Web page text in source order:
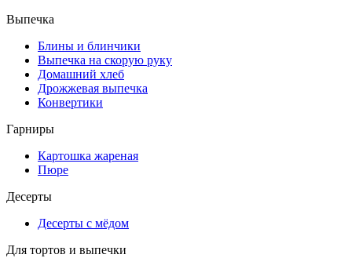
Выпечка
Блины и блинчики
Выпечка на скорую руку
Домашний хлеб
Дрожжевая выпечка
Конвертики
Гарниры
Картошка жареная
Пюре
Десерты
Десерты с мёдом
Для тортов и выпечки